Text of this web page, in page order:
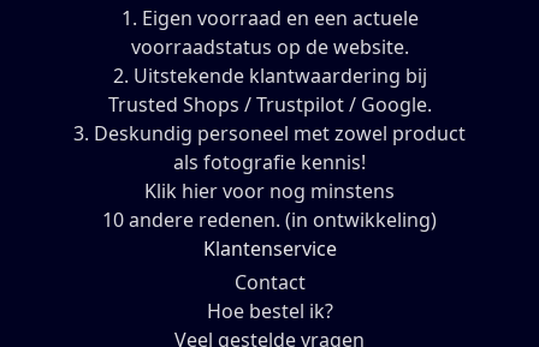
1. Eigen voorraad en een actuele
voorraadstatus op de website.
2. Uitstekende klantwaardering bij
Trusted Shops / Trustpilot / Google.
3. Deskundig personeel met zowel product
als fotografie kennis!
Klik hier voor nog minstens
10 andere redenen. (in ontwikkeling)
Klantenservice
Contact
Hoe bestel ik?
Veel gestelde vragen